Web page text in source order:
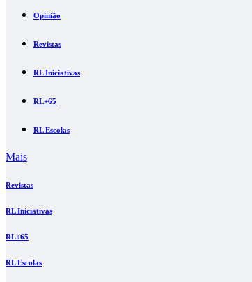
Opinião
Revistas
RL Iniciativas
RL+65
RL Escolas
Mais
Revistas
RL Iniciativas
RL+65
RL Escolas